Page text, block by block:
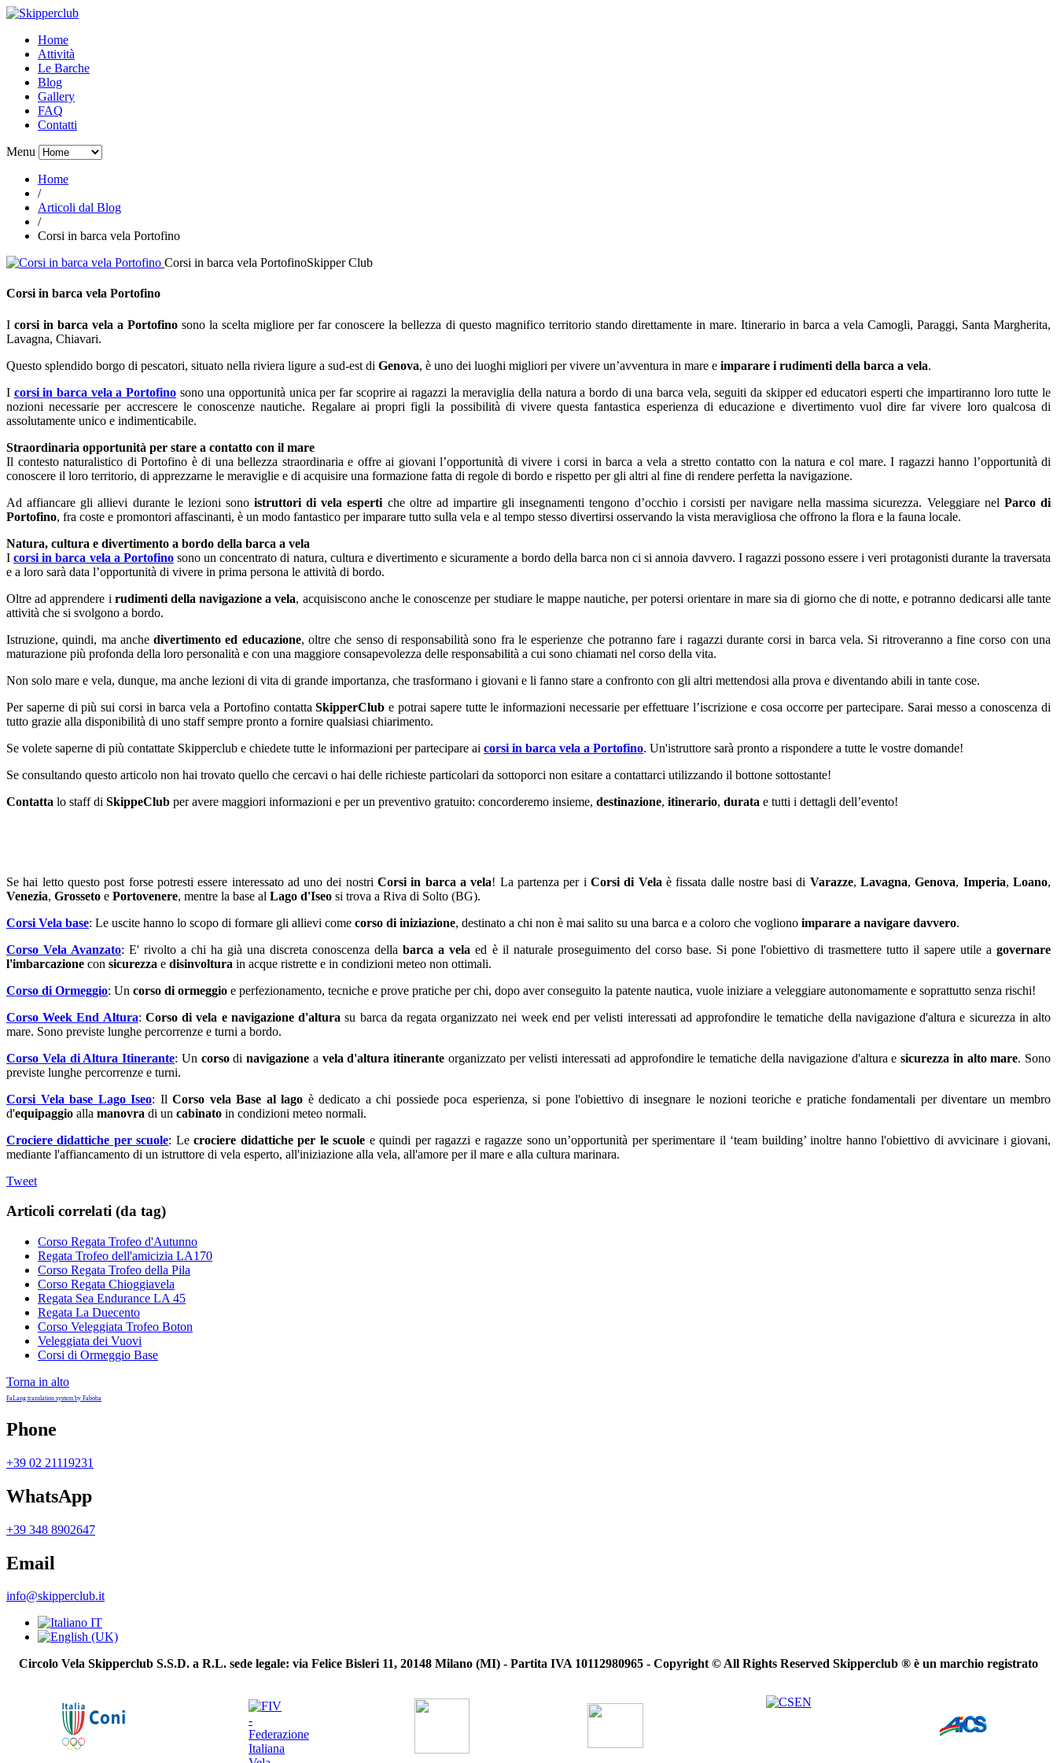
Home
Attività
Le Barche
Blog
Gallery
FAQ
Contatti
Menu
Home
/
Articoli dal Blog
/
Corsi in barca vela Portofino
Corsi in barca vela PortofinoSkipper Club
Corsi in barca vela Portofino
Icorsi in barca vela a Portofino sono la scelta migliore per far conoscere la bellezza di questo magnifico territorio stando direttamente in mare. Itinerario in barca a vela Camogli, Paraggi, Santa Margherita,
Lavagna, Chiavari.
Questo splendido borgo di pescatori, situato nella riviera ligure a sud-est di Genova, è uno dei luoghi migliori per vivere un’avventura in mare e imparare i rudimenti della barca a vela.
I corsi in barca vela a Portofino sono una opportunità unica per far scoprire ai ragazzi la meraviglia della natura a bordo di una barca vela, seguiti da skipper ed educatori esperti che impartiranno loro tutte le
nozioni necessarie per accrescere le conoscenze nautiche. Regalare ai propri figli la possibilità di vivere questa fantastica esperienza di educazione e divertimento vuol dire far vivere loro qualcosa di
assolutamente unico e indimenticabile.
Straordinaria opportunità per stare a contatto con il mare
Il contesto naturalistico di Portofino è di una bellezza straordinaria e offre ai giovani l’opportunità di vivere i corsi in barca a vela a stretto contatto con la natura e col mare. I ragazzi hanno l’opportunità di
conoscere il loro territorio, di apprezzarne le meraviglie e di acquisire una formazione fatta di regole di bordo e rispetto per gli altri al fine di rendere perfetta la navigazione.
Ad affiancare gli allievi durante le lezioni sonoistruttori di vela esperti che oltre ad impartire gli insegnamenti tengono d’occhio i corsisti per navigare nella massima sicurezza. Veleggiare nel Parco di
Portofino, fra coste e promontori affascinanti, è un modo fantastico per imparare tutto sulla vela e al tempo stesso divertirsi osservando la vista meravigliosa che offrono la flora e la fauna locale.
Natura, cultura e divertimento a bordo della barca a vela
Icorsi in barca vela a Portofinosono un concentrato di natura, cultura e divertimento e sicuramente a bordo della barca non ci si annoia davvero. I ragazzi possono essere i veri protagonisti durante la traversata
e a loro sarà data l’opportunità di vivere in prima persona le attività di bordo.
Oltre ad apprendere i rudimenti della navigazione a vela, acquisiscono anche le conoscenze per studiare le mappe nautiche, per potersi orientare in mare sia di giorno che di notte, e potranno dedicarsi alle tante
attività che si svolgono a bordo.
Istruzione, quindi, ma anchedivertimento ed educazione, oltre che senso di responsabilità sono fra le esperienze che potranno fare i ragazzi durante corsi in barca vela. Si ritroveranno a fine corso con una
maturazione più profonda della loro personalità e con una maggiore consapevolezza delle responsabilità a cui sono chiamati nel corso della vita.
Non solo mare e vela, dunque, ma anche lezioni di vita di grande importanza, che trasformano i giovani e li fanno stare a confronto con gli altri mettendosi alla prova e diventando abili in tante cose.
Per saperne di più sui corsi in barca vela a Portofino contattaSkipperClub e potrai sapere tutte le informazioni necessarie per effettuare l’iscrizione e cosa occorre per partecipare. Sarai messo a conoscenza di
tutto grazie alla disponibilità di uno staff sempre pronto a fornire qualsiasi chiarimento.
Se volete saperne di più contattate Skipperclub e chiedete tutte le informazioni per partecipare ai corsi in barca vela a Portofino. Un'istruttore sarà pronto a rispondere a tutte le vostre domande!
Se consultando questo articolo non hai trovato quello che cercavi o hai delle richieste particolari da sottoporci non esitare a contattarci utilizzando il bottone sottostante!
Contatta lo staff di SkippeClub per avere maggiori informazioni e per un preventivo gratuito: concorderemo insieme, destinazione, itinerario, durata e tutti i dettagli dell’evento!
Se hai letto questo post forse potresti essere interessato ad uno dei nostriCorsi in barca a vela! La partenza per i Corsi di Vela è fissata dalle nostre basi di Varazze,Lavagna,Genova, Imperia,Loano,
Venezia, Grosseto e Portovenere, mentre la base al Lago d'Iseo si trova a Riva di Solto (BG).
Corsi Vela base: Le uscite hanno lo scopo di formare gli allievi come corso di iniziazione, destinato a chi non è mai salito su una barca e a coloro che vogliono imparare a navigare davvero.
Corso Vela Avanzato: E' rivolto a chi ha già una discreta conoscenza dellabarca a vela ed è il naturale proseguimento del corso base. Si pone l'obiettivo di trasmettere tutto il sapere utile agovernare
l'imbarcazione con sicurezza e disinvoltura in acque ristrette e in condizioni meteo non ottimali.
Corso di Ormeggio: Un corso di ormeggio e perfezionamento, tecniche e prove pratiche per chi, dopo aver conseguito la patente nautica, vuole iniziare a veleggiare autonomamente e soprattutto senza rischi!
Corso Week End Altura: Corso di vela e navigazione d'altura su barca da regata organizzato nei week end per velisti interessati ad approfondire le tematiche della navigazione d'altura e sicurezza in alto
mare. Sono previste lunghe percorrenze e turni a bordo.
Corso Vela di Altura Itinerante: Un corsodinavigazione a vela d'altura itinerante organizzato per velisti interessati ad approfondire le tematiche della navigazione d'altura esicurezza in alto mare. Sono
previste lunghe percorrenze e turni.
Corsi Vela base Lago Iseo: Il Corso vela Base al lago è dedicato a chi possiede poca esperienza, si pone l'obiettivo di insegnare le nozioni teoriche e pratiche fondamentali per diventare un membro
d'equipaggio alla manovra di un cabinato in condizioni meteo normali.
Crociere didattiche per scuole: Lecrociere didattiche per le scuole e quindi per ragazzi e ragazze sono un’opportunità per sperimentare il ‘team building’ inoltre hanno l'obiettivo di avvicinare i giovani,
mediante l'affiancamento di un istruttore di vela esperto, all'iniziazione alla vela, all'amore per il mare e alla cultura marinara.
Tweet
Articoli correlati (da tag)
Corso Regata Trofeo d'Autunno
Regata Trofeo dell'amicizia LA170
Corso Regata Trofeo della Pila
Corso Regata Chioggiavela
Regata Sea Endurance LA 45
Regata La Duecento
Corso Veleggiata Trofeo Boton
Veleggiata dei Vuovi
Corsi di Ormeggio Base
Torna in alto
FaLang translation system by Faboba
Phone
+39 02 21119231
WhatsApp
+39 348 8902647
Email
info@skipperclub.it
Circolo Vela Skipperclub S.S.D. a R.L. sede legale: via Felice Bisleri 11, 20148 Milano (MI) - Partita IVA 10112980965 - Copyright © All Rights Reserved Skipperclub ® è un marchio registrato